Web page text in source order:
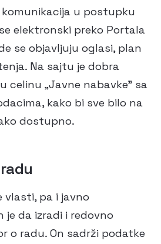
komunikacija u postupku
elektronski preko Portala
se objavljuju oglasi, plan
Na sajtu je dobra
celinu „Javne nabavke” sa
kako bi sve bilo na
dostupno.
vlasti, pa i javno
je da izradi i redovno
o radu. On sadrži podatke